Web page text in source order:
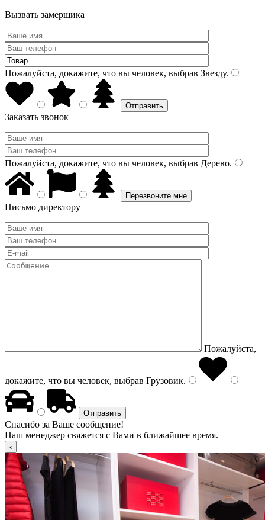
Вызвать замерщика
Пожалуйста, докажите, что вы человек, выбрав Звезду.
Заказать звонок
Пожалуйста, докажите, что вы человек, выбрав Дерево.
Письмо директору
Пожалуйста,
докажите, что вы человек, выбрав Грузовик.
Спасибо за Ваше сообщение!
Наш менеджер свяжется с Вами в ближайшее время.